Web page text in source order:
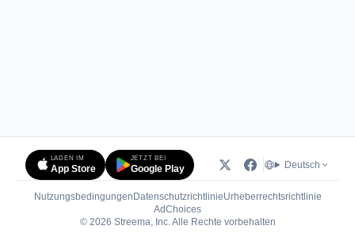
LADEN IM
App Store
JETZT BEI
Google Play Deutsch
Nutzungsbedingungen DatenschutzrichtlinieUrheberrechtsrichtlinie
AdChoices(öffnet in neuem Tab)
© 2026 Streema, Inc. Alle Rechte vorbehalten